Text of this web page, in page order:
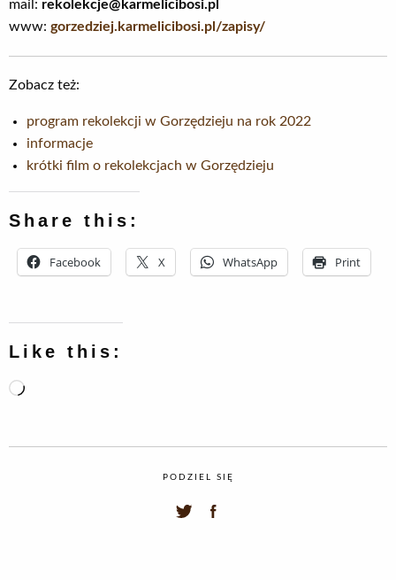
mail: rekolekcje@karmelicibosi.pl
www: gorzedziej.karmelicibosi.pl/zapisy/
Zobacz też:
program rekolekcji w Gorzędzieju na rok 2022
informacje
krótki film o rekolekcjach w Gorzędzieju
Share this:
Facebook X WhatsApp Print
Like this:
Loading…
PODZIEL SIĘ